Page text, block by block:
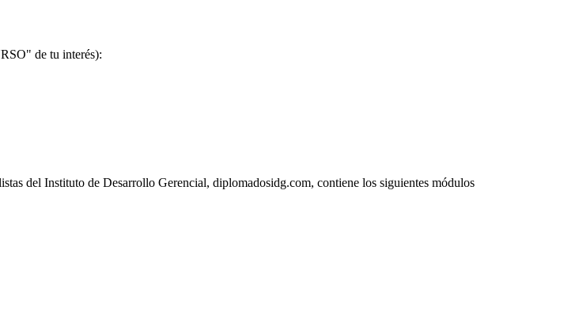
de tu interés):
del Instituto de Desarrollo Gerencial, diplomadosidg.com, contiene los siguientes módulos